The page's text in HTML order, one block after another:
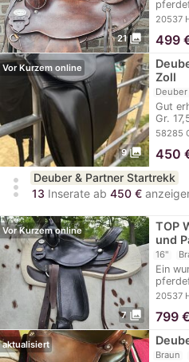
21 photo_library
20537
499
9 photo_library
Vor Kurzem online
Zoll
Gut
Gr.
58285
450
more_vert
Deuber & Partner Startrekk
13 Inserate ab 450 €
7 photo_library
Vor Kurzem online
TOP
und
16"
Ein
Gute…
20537
799 €
aktualisiert
Braun